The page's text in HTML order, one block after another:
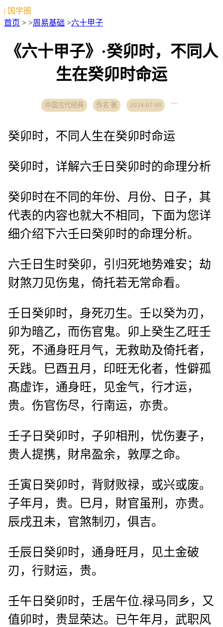
| 国学圈
首页 > >周易基础 >六十甲子
《六十甲子》·癸卯时，不同人
生在癸卯时命运
中国古代经典 佚名 著 2024-07-09
癸卯时，不同人生在癸卯时命运
癸卯时，详解六壬日癸卯时的命理分析
癸卯时在不同的年份、月份、日子，其
代表的内容也就大不相同，下面为您详
细介绍下六壬曰癸卯时的命理分析。
六壬日生时癸卯，引归死地势难安；劫
财煞刀见伤鬼，倚托若无常命看。
壬日癸卯时，身死刃生。壬以癸为刃，
卯为暗乙，而伤官鬼。卯上癸生乙旺壬
死，不通身旺月气，无救助及倚托者，
夭践。巳酉丑月，印旺无化者，性僻孤
髙虚诈，通身旺，见金气，行才运，
贵。伤官伤尽，行南运，亦贵。
壬子日癸卯时，子卯相刑，忧伤妻子，
贵人提携，財帛盈余，敦厚之命。
壬寅日癸卯时，背财败禄，或兴或废。
子年月，贵。巳月，財官虽刑，亦贵。
辰戌丑未，官煞制刃，俱吉。
壬辰日癸卯时，通身旺月，见土金破
刃，行财运，贵。
壬午日癸卯时，壬居午位.禄马同乡，又
值卯时，贵显荣达。已午年月，武职风